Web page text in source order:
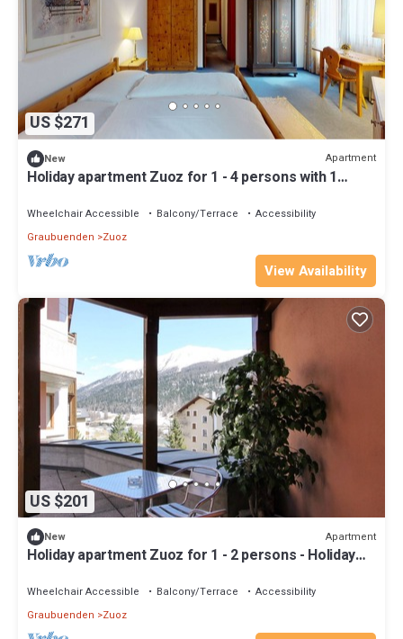
US $271
New Apartment
Holiday apartment Zuoz for 1 - 4 persons with 1
Wheelchair Accessible Balcony/Terrace
Accessibility
Graubuenden
Zuoz
View Availability
US $201
New Apartment
Holiday apartment Zuoz for 1 - 2 persons - Holiday
Wheelchair Accessible Balcony/Terrace
Accessibility
Graubuenden
Zuoz